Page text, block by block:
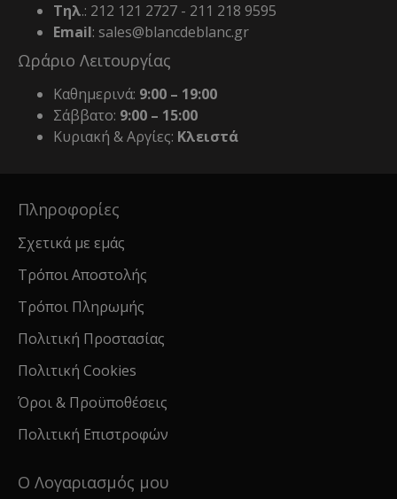
Τηλ.: 212 121 2727 - 211 218 9595
Email: sales@blancdeblanc.gr
Ωράριο Λειτουργίας
Καθημερινά: 9:00 – 19:00
Σάββατο: 9:00 – 15:00
Κυριακή & Αργίες: Κλειστά
Πληροφορίες
Σχετικά με εμάς
Τρόποι Αποστολής
Τρόποι Πληρωμής
Πολιτική Προστασίας
Πολιτική Cookies
Όροι & Προϋποθέσεις
Πολιτική Επιστροφών
Ο Λογαριασμός μου